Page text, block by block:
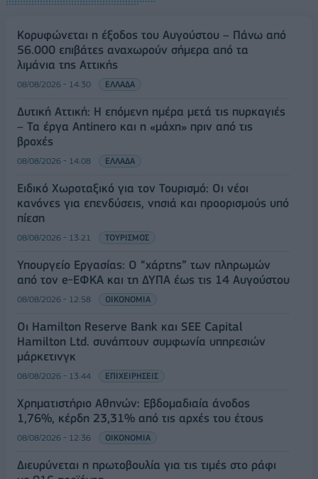
Κορυφώνεται η έξοδος του Αυγούστου – Πάνω από
56.000 επιβάτες αναχωρούν σήμερα από τα
λιμάνια της Αττικής
08/08/2026 - 14:30 ΕΛΛΑΔΑ
Δυτική Αττική: Η επόμενη ημέρα μετά τις πυρκαγιές
– Τα έργα Antinero και η «μάχη» πριν από τις
βροχές
08/08/2026 - 14:08 ΕΛΛΑΔΑ
Ειδικό Χωροταξικό για τον Τουρισμό: Οι νέοι
κανόνες για επενδύσεις, νησιά και προορισμούς υπό
πίεση
08/08/2026 - 13:21 ΤΟΥΡΙΣΜΟΣ
Υπουργείο Εργασίας: Ο “χάρτης” των πληρωμών
από τον e-ΕΦΚΑ και τη ΔΥΠΑ έως τις 14 Αυγούστου
08/08/2026 - 12:58 ΟΙΚΟΝΟΜΙΑ
Οι Hamilton Reserve Bank και SEE Capital
Hamilton Ltd. συνάπτουν συμφωνία υπηρεσιών
μάρκετινγκ
08/08/2026 - 13:44 ΕΠΙΧΕΙΡΗΣΕΙΣ
Χρηματιστήριο Αθηνών: Εβδομαδιαία άνοδος
1,76%, κέρδη 23,31% από τις αρχές του έτους
08/08/2026 - 12:36 ΟΙΚΟΝΟΜΙΑ
Διευρύνεται η πρωτοβουλία για τις τιμές στο ράφι